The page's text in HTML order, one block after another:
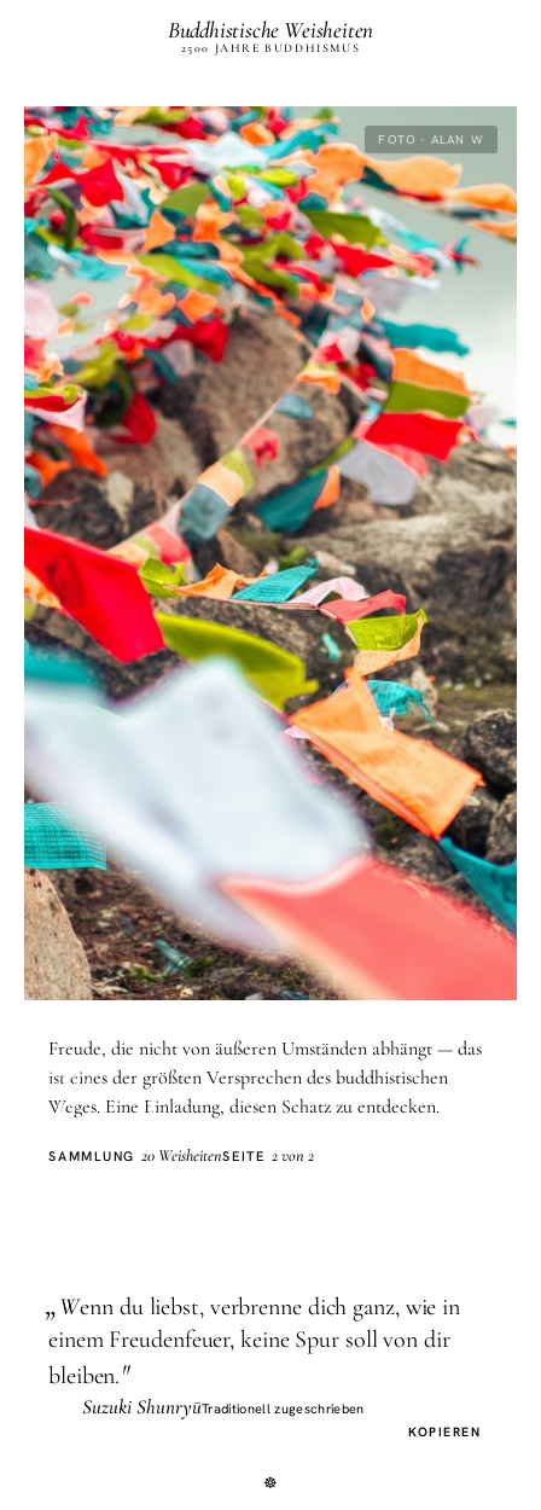
Buddhistische Weisheiten
2500 JAHRE BUDDHISMUS
Thema
Freude
FOTO · ALAN W
Freude, die nicht von äußeren Umständen abhängt — das
ist eines der größten Versprechen des buddhistischen
Weges. Eine Einladung, diesen Schatz zu entdecken.
SAMMLUNG 20 WeisheitenSEITE 2 von 2
„Wenn du liebst, verbrenne dich ganz, wie in
einem Freudenfeuer, keine Spur soll von dir
bleiben."
Suzuki ShunryūTraditionell zugeschrieben
KOPIEREN